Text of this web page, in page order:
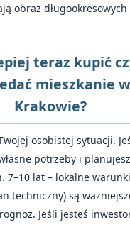
obraz długookresowych
teraz kupić
mieszkanie w
Krakowie?
osobistej sytuacji.
potrzeby i planujesz
7–10 lat – lokalne warunki
techniczny) są
Jeśli jesteś